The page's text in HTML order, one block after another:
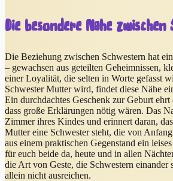
Die besondere Nähe
Die Beziehung zwischen Schwestern hat
– gewachsen aus geteilten Geheimnissen,
einer Loyalität, die selten in Worte gefasst
Schwester Mutter wird, findet diese Nähe
Ein durchdachtes Geschenk zur Geburt
dass große Erklärungen nötig wären. Das
Zimmer ihres Kindes und erinnert daran,
Mutter eine Schwester steht, die von
aus einem praktischen Gegenstand ein
für euch beide da, heute und in allen
die Art von Geste, die Schwestern einander
allein nicht ausreichen.